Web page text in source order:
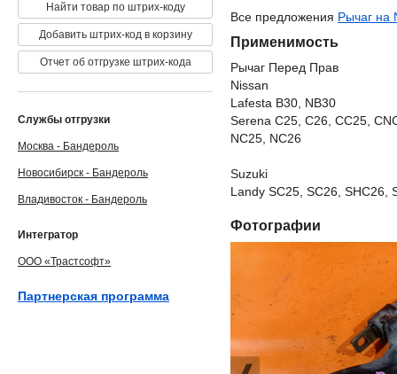
Все предложения Рычаг на
Применимость
Рычаг Перед Прав
Nissan
Lafesta B30, NB30
Serena C25, C26, CC25,
NC25, NC26
Suzuki
Landy SC25, SC26, SHC26,
Фотографии
Найти товар по штрих-коду
Добавить штрих-код в корзину
Отчет об отгрузке штрих-кода
Службы отгрузки
Москва - Бандероль
Новосибирск - Бандероль
Владивосток - Бандероль
Интегратор
ООО «Трастсофт»
Партнерская программа